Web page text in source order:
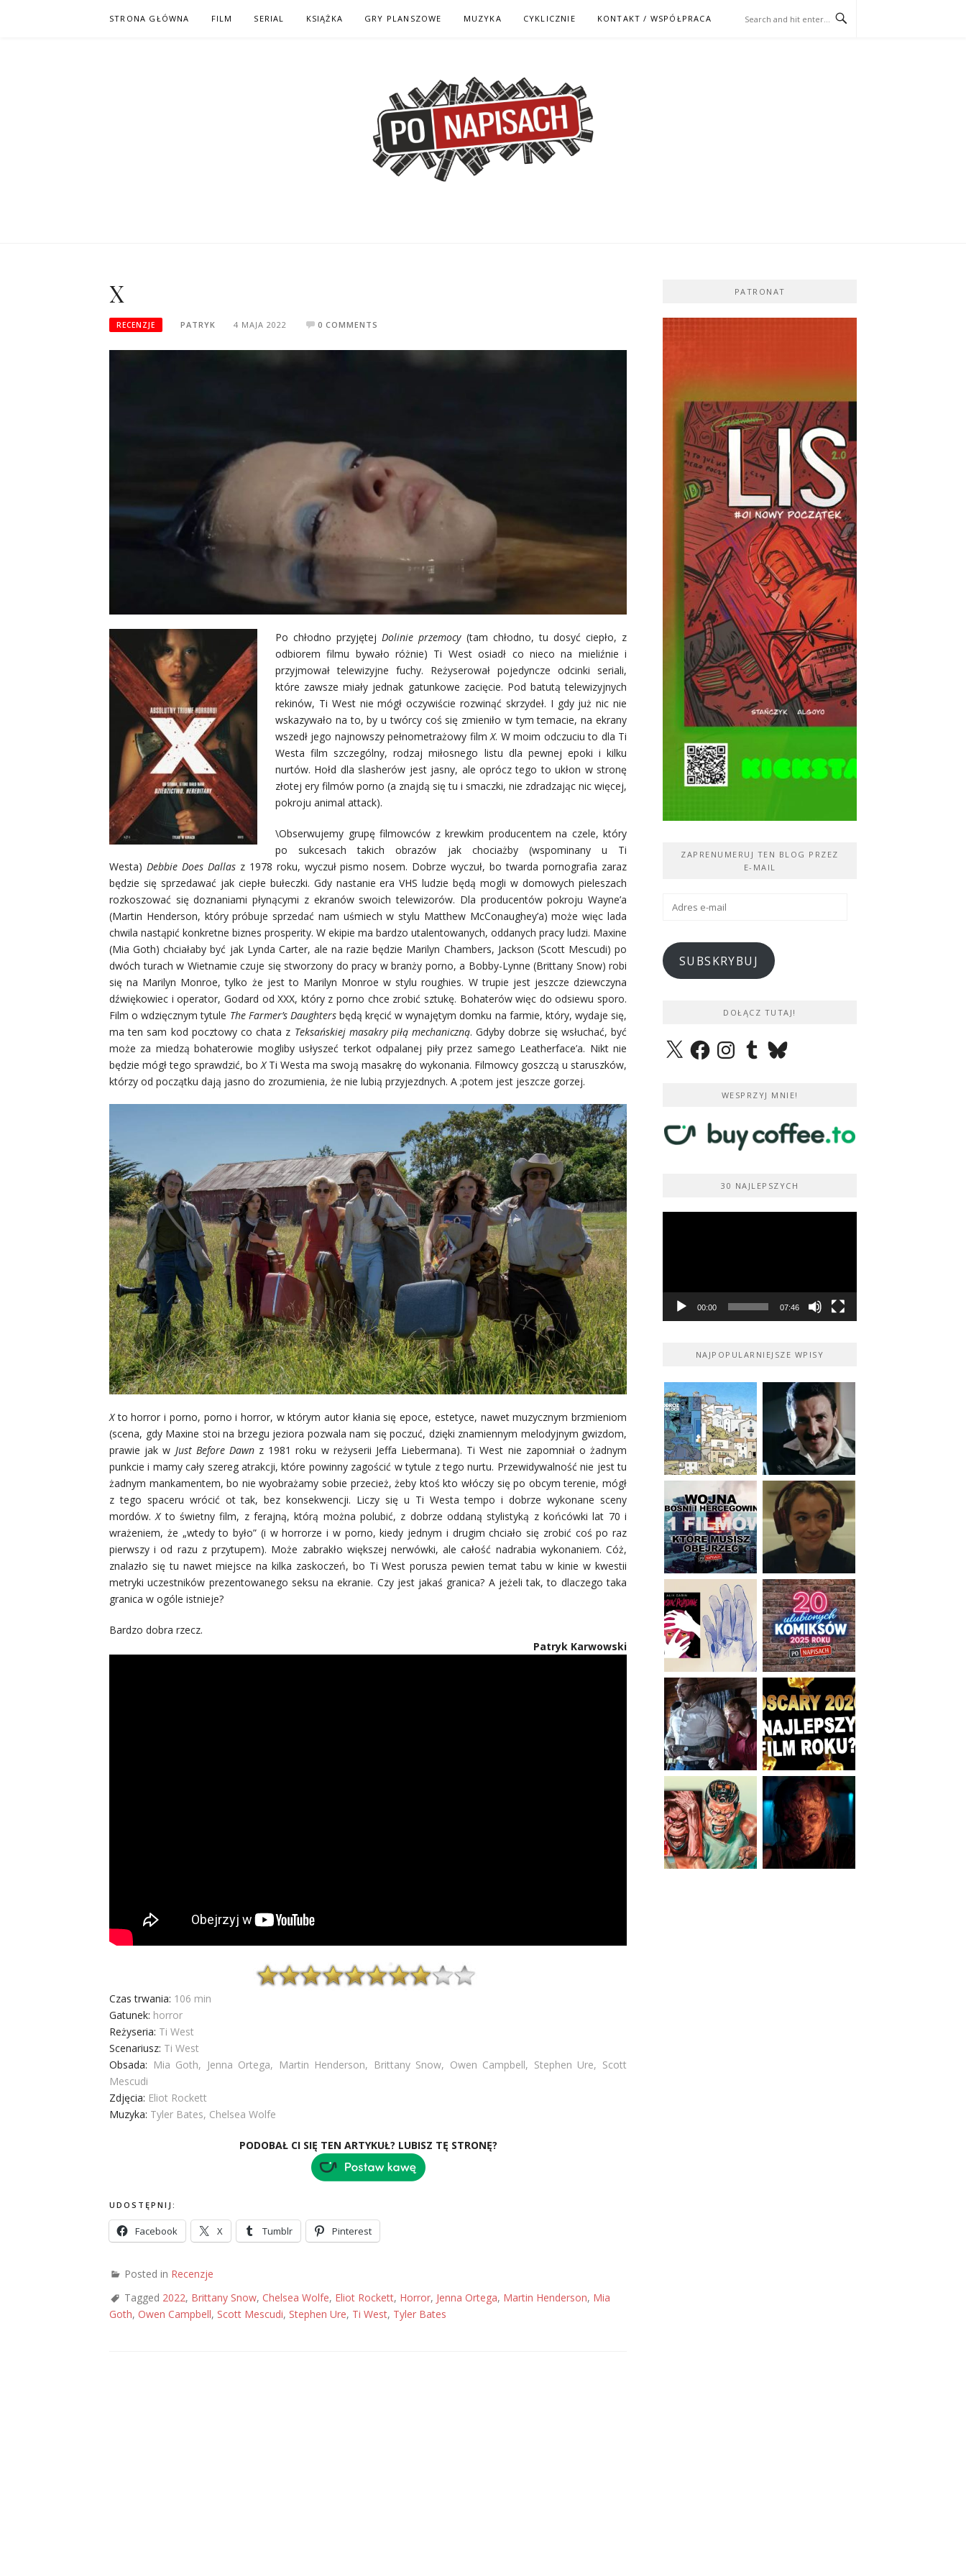
STRONA GŁÓWNA FILM SERIAL KSIĄŻKA GRY PLANSZOWE MUZYKA CYKLICZNIE KONTAKT / WSPÓŁPRACA
X
RECENZJE PATRYK 4 MAJA 2022 0 COMMENTS
Po chłodno przyjętej Dolinie przemocy(tam chłodno, tu dosyć ciepło, z
odbiorem filmu bywało różnie) Ti West osiadł co nieco na mieliźnie i
przyjmował telewizyjne fuchy. Reżyserował pojedyncze odcinki seriali,
które zawsze miały jednak gatunkowe zacięcie. Pod batutą telewizyjnych
rekinów, Ti West nie mógł oczywiście rozwinąć skrzydeł. I gdy już nic nie
wskazywało na to, by u twórcy coś się zmieniło w tym temacie, na ekrany
wszedł jego najnowszy pełnometrażowy filmX. W moim odczuciu to dla Ti
Westa film szczególny, rodzaj miłosnego listu dla pewnej epoki i kilku
nurtów. Hołd dla slasherów jest jasny, ale oprócz tego to ukłon w stronę
złotej ery filmów porno (a znajdą się tu i smaczki, nie zdradzając nic więcej,
pokroju animal attack).
\Obserwujemy grupę filmowców z krewkim producentem na czele, który
po sukcesach takich obrazów jak chociażby (wspominany u Ti
Westa) Debbie Does Dallasz 1978 roku, wyczuł pismo nosem. Dobrze wyczuł, bo twarda pornografia zaraz
będzie się sprzedawać jak ciepłe bułeczki. Gdy nastanie era VHS ludzie będą mogli w domowych pieleszach
rozkoszować się doznaniami płynącymi z ekranów swoich telewizorów. Dla producentów pokroju Wayne’a
(Martin Henderson, który próbuje sprzedać nam uśmiech w stylu Matthew McConaughey’a) może więc lada
chwila nastąpić konkretne biznes prosperity. W ekipie ma bardzo utalentowanych, oddanych pracy ludzi. Maxine
(Mia Goth) chciałaby być jak Lynda Carter, ale na razie będzie Marilyn Chambers, Jackson (Scott Mescudi) po
dwóch turach w Wietnamie czuje się stworzony do pracy w branży porno, a Bobby-Lynne (Brittany Snow) robi
się na Marilyn Monroe, tylko że jest to Marilyn Monroe w stylu roughies. W trupie jest jeszcze dziewczyna
dźwiękowiec i operator, Godard od XXX, który z porno chce zrobić sztukę. Bohaterów więc do odsiewu sporo.
Film o wdzięcznym tytule The Farmer’s Daughtersbędą kręcić w wynajętym domku na farmie, który, wydaje się,
ma ten sam kod pocztowy co chata z Teksańskiej masakry piłą mechaniczną. Gdyby dobrze się wsłuchać, być
może za miedzą bohaterowie mogliby usłyszeć terkot odpalanej piły przez samego Leatherface’a. Nikt nie
będzie mógł tego sprawdzić, bo XTi Westa ma swoją masakrę do wykonania. Filmowcy goszczą u staruszków,
którzy od początku dają jasno do zrozumienia, że nie lubią przyjezdnych. A ;potem jest jeszcze gorzej.
Xto horror i porno, porno i horror, w którym autor kłania się epoce, estetyce, nawet muzycznym brzmieniom
(scena, gdy Maxine stoi na brzegu jeziora pozwala nam się poczuć, dzięki znamiennym melodyjnym gwizdom,
prawie jak w Just Before Dawnz 1981 roku w reżyserii Jeffa Liebermana). Ti West nie zapomniał o żadnym
punkcie i mamy cały szereg atrakcji, które powinny zagościć w tytule z tego nurtu. Przewidywalność nie jest tu
żadnym mankamentem, bo nie wyobrażamy sobie przecież, żeby ktoś kto włóczy się po obcym terenie, mógł
z tego spaceru wrócić ot tak, bez konsekwencji. Liczy się u Ti Westa tempo i dobrze wykonane sceny
mordów.Xto świetny film, z ferajną, którą można polubić, z dobrze oddaną stylistyką z końcówki lat 70 i
wrażeniem, że „wtedy to było” (i w horrorze i w porno, kiedy jednym i drugim chciało się zrobić coś po raz
pierwszy i od razu z przytupem). Może zabrakło większej nerwówki, ale całość nadrabia wykonaniem. Cóż,
znalazło się tu nawet miejsce na kilka zaskoczeń, bo Ti West porusza pewien temat tabu w kinie w kwestii
metryki uczestników prezentowanego seksu na ekranie. Czy jest jakaś granica? A jeżeli tak, to dlaczego taka
granica w ogóle istnieje?
Bardzo dobra rzecz.
Patryk Karwowski
Czas trwania: 106 min
Gatunek: horror
Reżyseria: Ti West
Scenariusz: Ti West
Obsada: Mia Goth, Jenna Ortega, Martin Henderson, Brittany Snow, Owen Campbell, Stephen Ure, Scott
Mescudi
Zdjęcia: Eliot Rockett
Muzyka: Tyler Bates, Chelsea Wolfe
PODOBAŁ CI SIĘ TEN ARTYKUŁ? LUBISZ TĘ STRONĘ?
UDOSTĘPNIJ:
Facebook X Tumblr Pinterest
Posted in Recenzje
Tagged 2022, Brittany Snow, Chelsea Wolfe, Eliot Rockett, Horror, Jenna Ortega, Martin Henderson, Mia
Goth, Owen Campbell, Scott Mescudi, Stephen Ure, Ti West, Tyler Bates
PATRONAT
ZAPRENUMERUJ TEN BLOG PRZEZ
E-MAIL
Adres
SUBSKRYBUJ
DOŁĄCZ TUTAJ!
X FacebookInstagramTumblrBluesky
WESPRZYJ MNIE!
30 NAJLEPSZYCH
00:00 07:46
NAJPOPULARNIEJSZE WPISY